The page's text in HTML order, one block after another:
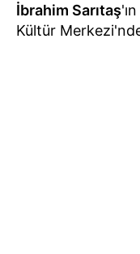
İbrahim Sarıtaş
Kültür